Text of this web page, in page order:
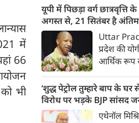
में
66
भी
पर
स्वतंत्रता
में तिरंगा
ज्वाला को
आवाह्न
राष्ट्रभक्ति
कण में बसी
यूपी में पिछड़ा वर्ग
अगस्त से, 21 सितंबर है अंतिम
छात्रों को मिला मजबूत सहारा
Uttar
प्रदेश की
आर्थिक रूप
योजनाओं को
कर रही है।
विभाग की
‘शुद्ध पेट्रोल तुम्हारे बाप के
विरोध पर भड़के BJP सांसद
एथेनॉल